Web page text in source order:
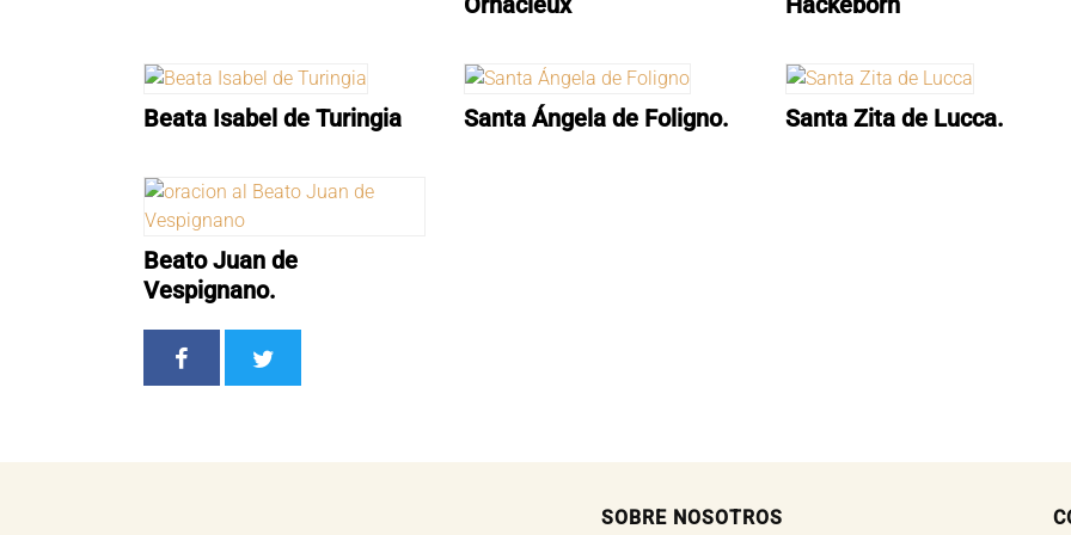
Beata Isabel de Turingia Santa Ángela de Foligno. Santa Zita de Lucca.
Beato Juan de
Vespignano.
SOBRE NOSOTROS